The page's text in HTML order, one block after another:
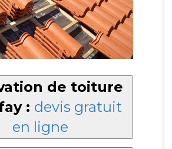
de toiture
: devis gratuit
en ligne